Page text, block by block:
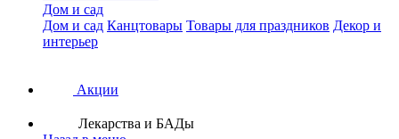
Дом и сад
Дом и сад Канцтовары Товары для праздников Декор и
интерьер
Акции
Лекарства и БАДы